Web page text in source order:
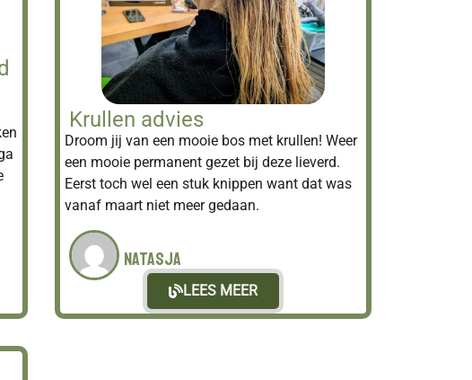
Krullen advies
Droom jij van een mooie bos met krullen! Weer
een mooie permanent gezet bij deze lieverd.
Eerst toch wel een stuk knippen want dat was
vanaf maart niet meer gedaan.
Natasja
LEES MEER